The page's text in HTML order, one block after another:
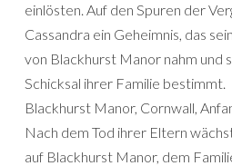
einlösten. Auf den Spuren der
Cassandra ein Geheimnis, das
von Blackhurst Manor nahm und
Schicksal ihrer Familie bestimmt.
Blackhurst Manor, Cornwall,
Nach dem Tod ihrer Eltern
auf Blackhurst Manor, dem